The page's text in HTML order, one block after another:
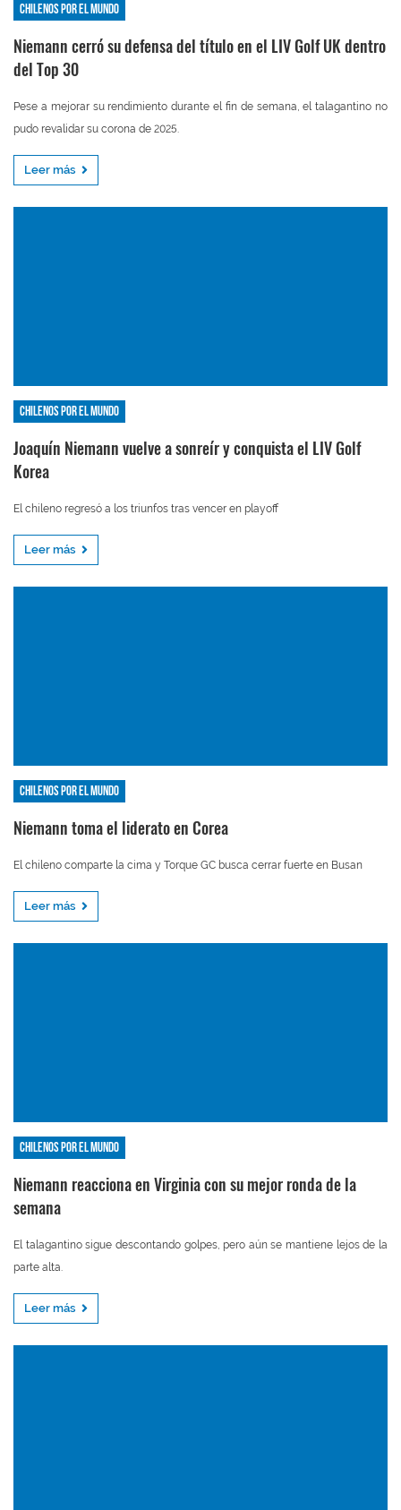
Chilenos por el mundo
Niemann cerró su defensa del título en el LIV Golf UK dentro
del Top 30
Pese a mejorar su rendimiento durante el fin de semana, el talagantino no
pudo revalidar su corona de 2025.
Leer más
Chilenos por el mundo
Joaquín Niemann vuelve a sonreír y conquista el LIV Golf
Korea
El chileno regresó a los triunfos tras vencer en playoff
Leer más
Chilenos por el mundo
Niemann toma el liderato en Corea
El chileno comparte la cima y Torque GC busca cerrar fuerte en Busan
Leer más
Chilenos por el mundo
Niemann reacciona en Virginia con su mejor ronda de la
semana
El talagantino sigue descontando golpes, pero aún se mantiene lejos de la
parte alta.
Leer más